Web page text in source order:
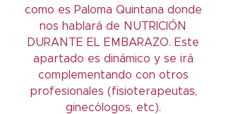
como es Paloma Quintana donde
nos hablará de NUTRICIÓN
DURANTE EL EMBARAZO. Este
apartado es dinámico y se irá
complementando con otros
profesionales (fisioterapeutas,
ginecólogos, etc).